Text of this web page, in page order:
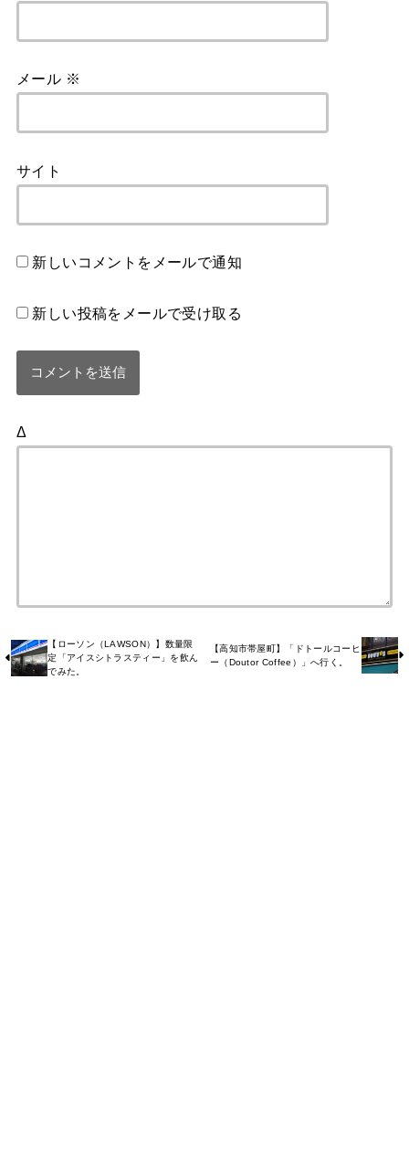
メール ※
サイト
新しいコメントをメールで通知
新しい投稿をメールで受け取る
Δ
【ローソン（LAWSON）】数量限
定「アイスシトラスティー」を飲ん
でみた。
【高知市帯屋町】「ドトールコーヒ
ー（Doutor Coffee）」へ行く。